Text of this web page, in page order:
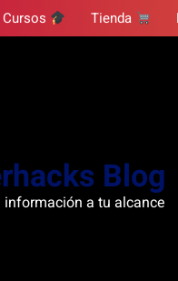
Cursos Tienda
Blog
información a tu alcance